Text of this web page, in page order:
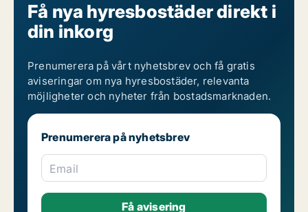
Få nya hyresbostäder direkt i
din inkorg
Prenumerera på vårt nyhetsbrev och få gratis
aviseringar om nya hyresbostäder, relevanta
möjligheter och nyheter från bostadsmarknaden.
Prenumerera på nyhetsbrev
Email